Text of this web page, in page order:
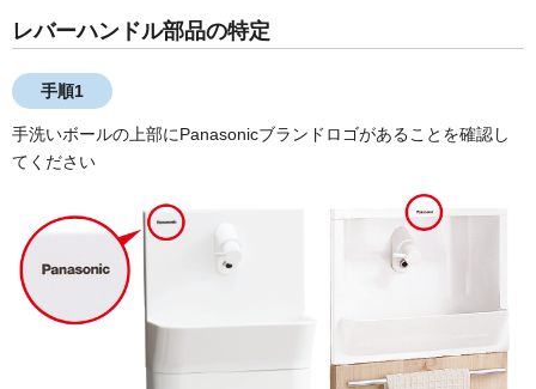
レバーハンドル部品の特定
手順1
手洗いボールの上部にPanasonicブランドロゴがあることを確認し
てください